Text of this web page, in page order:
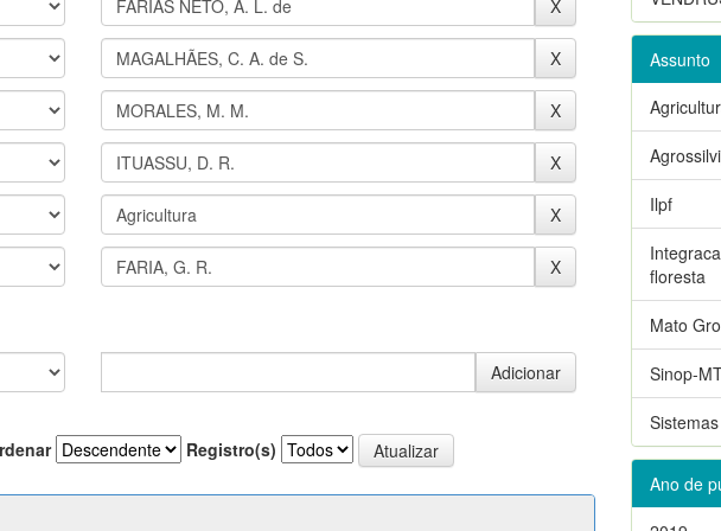
Registro(s)
Assunto
Ilpf
floresta
Mato
Sinop-
Ano de